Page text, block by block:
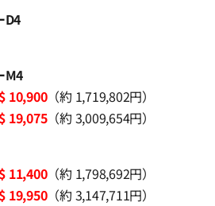
D4
M4
10,900（約 1,719,802円）
19,075（約 3,009,654円）
11,400（約 1,798,692円）
19,950（約 3,147,711円）